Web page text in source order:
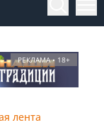
РЕКЛАМА • 18+
лента